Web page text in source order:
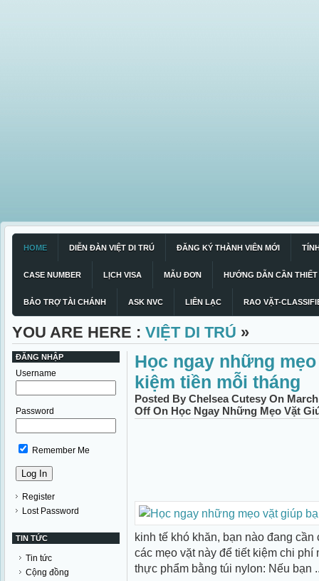
HOME DIỄN ĐÀN VIỆT DI TRÚ ĐĂNG KÝ THÀNH VIÊN MỚI
CASE NUMBER LỊCH VISA MẪU ĐƠN HƯỚNG DẪN CẦN THIẾT
BẢO TRỢ TÀI CHÁNH ASK NVC LIÊN LẠC RAO VẶT-
YOU ARE HERE : VIỆT DI TRÚ »
ĐĂNG NHẬP
Username
Password
Remember Me
Register
Lost Password
TIN TỨC
Tin tức
Cộng đồng
Học ngay những
kiệm tiền mỗi tháng
Posted By Chelsea Cutesy On
Off On Học Ngay Những Mẹo Vặt
kinh tế khó khăn, bạn nào đang
các mẹo vặt này để tiết kiệm chi
thực phẩm bằng túi nylon: Nếu bạn